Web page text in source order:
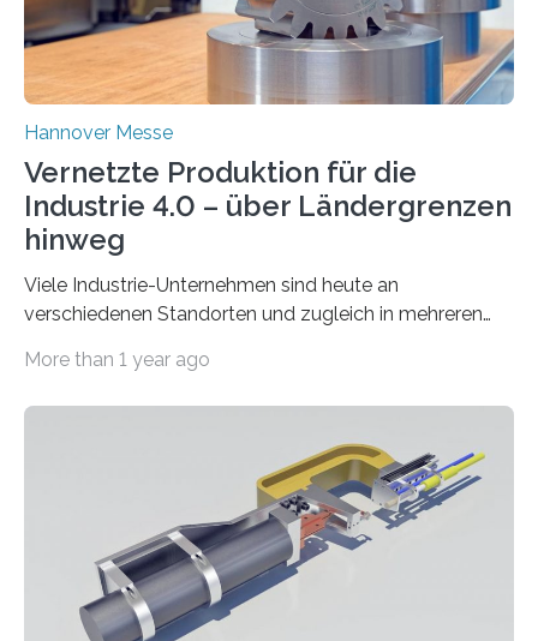
Hannover Messe
Vernetzte Produktion für die
Industrie 4.0 – über Ländergrenzen
hinweg
Viele Industrie-Unternehmen sind heute an
verschiedenen Standorten und zugleich in mehreren
Maschinen stehen…
More than 1 year ago